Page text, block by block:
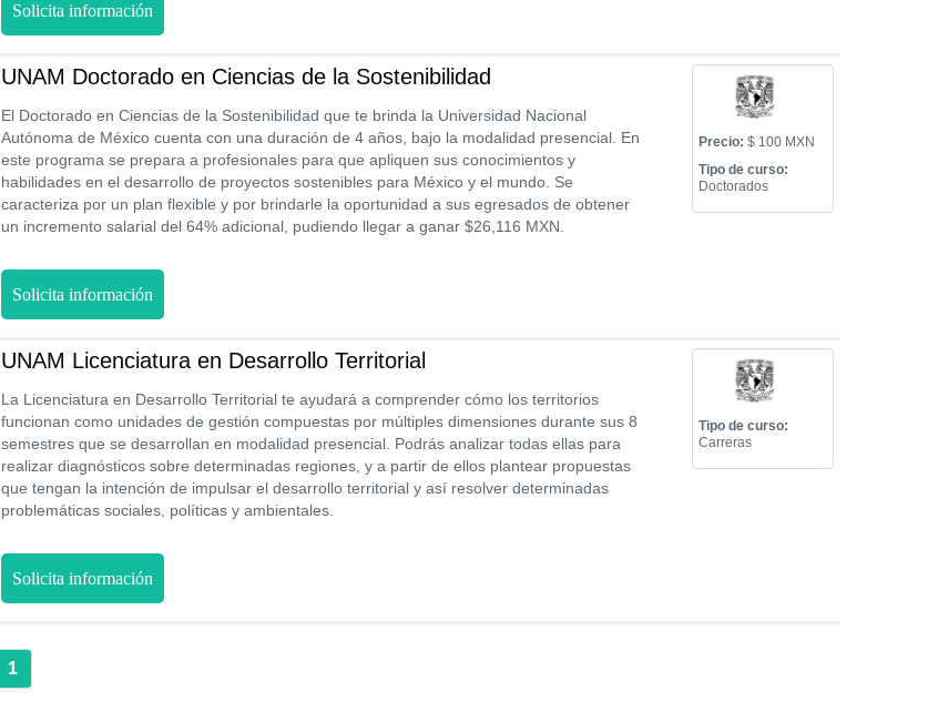
Solicita información
UNAM Doctorado en Ciencias de la Sostenibilidad
El Doctorado en Ciencias de la Sostenibilidad que te brinda la Universidad Nacional
Autónoma de México cuenta con una duración de 4 años, bajo la modalidad presencial. En
este programa se prepara a profesionales para que apliquen sus conocimientos y
habilidades en el desarrollo de proyectos sostenibles para México y el mundo. Se
caracteriza por un plan flexible y por brindarle la oportunidad a sus egresados de obtener
un incremento salarial del 64% adicional, pudiendo llegar a ganar $26,116 MXN.
Precio: $ 100 MXN
Tipo de curso:
Doctorados
Solicita información
UNAM Licenciatura en Desarrollo Territorial
La Licenciatura en Desarrollo Territorial te ayudará a comprender cómo los territorios
funcionan como unidades de gestión compuestas por múltiples dimensiones durante sus 8
semestres que se desarrollan en modalidad presencial. Podrás analizar todas ellas para
realizar diagnósticos sobre determinadas regiones, y a partir de ellos plantear propuestas
que tengan la intención de impulsar el desarrollo territorial y así resolver determinadas
problemáticas sociales, políticas y ambientales.
Tipo de curso:
Carreras
Solicita información
1